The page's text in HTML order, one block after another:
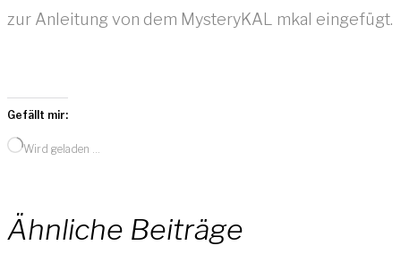
zur Anleitung von dem MysteryKAL mkal eingefügt.
Gefällt mir:
Wird geladen …
Ähnliche Beiträge